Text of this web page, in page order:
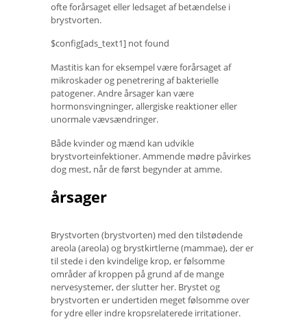
ofte forårsaget eller ledsaget af betændelse i
brystvorten.
$config[ads_text1] not found
Mastitis kan for eksempel være forårsaget af
mikroskader og penetrering af bakterielle
patogener. Andre årsager kan være
hormonsvingninger, allergiske reaktioner eller
unormale vævsændringer.
Både kvinder og mænd kan udvikle
brystvorteinfektioner. Ammende mødre påvirkes
dog mest, når de først begynder at amme.
årsager
Brystvorten (brystvorten) med den tilstødende
areola (areola) og brystkirtlerne (mammae), der er
til stede i den kvindelige krop, er følsomme
områder af kroppen på grund af de mange
nervesystemer, der slutter her. Brystet og
brystvorten er undertiden meget følsomme over
for ydre eller indre kropsrelaterede irritationer.